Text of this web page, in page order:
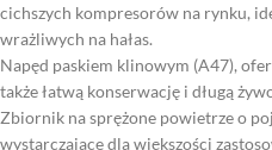
cichszych kompresorów na rynku,
wrażliwych na hałas.
Napęd paskiem klinowym (A47),
także łatwą konserwację i długą
Zbiornik na sprężone powietrze o
wystarczające dla większości